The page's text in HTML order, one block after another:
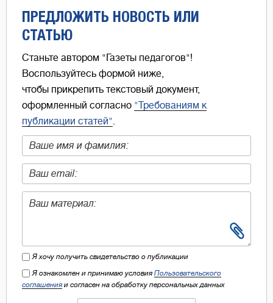
ПРЕДЛОЖИТЬ НОВОСТЬ ИЛИ
СТАТЬЮ
Станьте автором "Газеты педагогов"!
Воспользуйтесь формой ниже,
чтобы прикрепить текстовый документ,
оформленный согласно "Требованиям к
публикации статей"
Я хочу получить свидетельство о публикации
Я ознакомлен и принимаю условия Пользовательского
соглашения и согласен на обработку персональных данных